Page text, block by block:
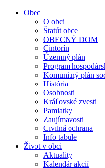
Obec
O obci
Štatút obce
OBECNÝ DOM
Cintorín
Územný plán
Program
Komunitný plán
História
Osobnosti
Kráľovské zvesti
Pamiatky
Zaujímavosti
Civilná ochrana
Info tabule
Život v obci
Aktuality
Kalendár akcií